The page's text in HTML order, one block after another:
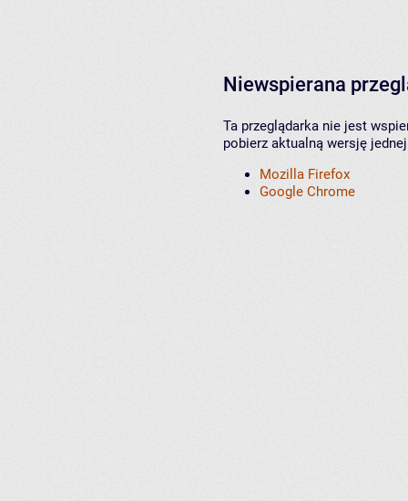
Niewspierana
Ta przeglądarka nie jest
pobierz aktualną wersję
Mozilla Firefox
Google Chrome